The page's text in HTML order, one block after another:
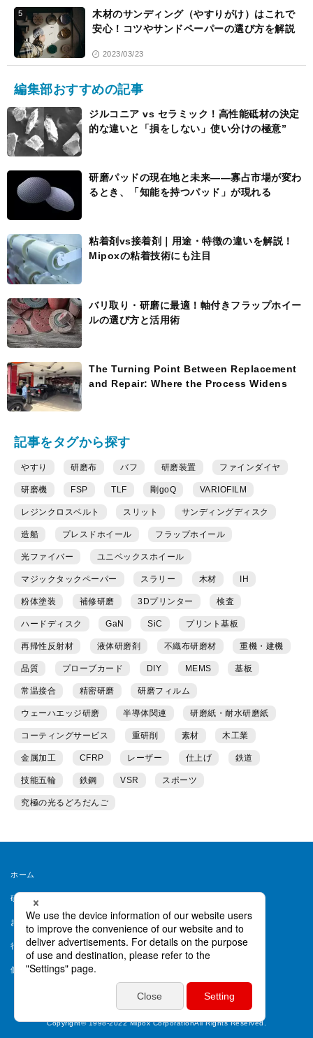
5
木材のサンディング（やすりがけ）はこれで
安心！コツやサンドペーパーの選び方を解説
2023/03/23
編集部おすすめの記事
ジルコニア vs セラミック！高性能砥材の決定
的な違いと「損をしない」使い分けの極意”
研磨パッドの現在地と未来――寡占市場が変わ
るとき、「知能を持つパッド」が現れる
粘着剤vs接着剤｜用途・特徴の違いを解説！
Mipoxの粘着技術にも注目
バリ取り・研磨に最適！軸付きフラップホイー
ルの選び方と活用術
The Turning Point Between Replacement
and Repair: Where the Process Widens
記事をタグから探す
やすり 研磨布 バフ 研磨装置 ファインダイヤ
研磨機 FSP TLF 剛goQ VARIOFILM
レジンクロスベルト スリット サンディングディスク
造船 プレスドホイール フラップホイール
光ファイバー ユニベックスホイール
マジックタックペーパー スラリー 木材 IH
粉体塗装 補修研磨 3Dプリンター 検査
ハードディスク GaN SiC プリント基板
再帰性反射材 液体研磨剤 不織布研磨材 重機・建機
品質 プローブカード DIY MEMS 基板
常温接合 精密研磨 研磨フィルム
ウェーハエッジ研磨 半導体関連 研磨紙・耐水研磨紙
コーティングサービス 重研削 素材 木工業
金属加工 CFRP レーザー 仕上げ 鉄道
技能五輪 鉄鋼 VSR スポーツ
究極の光るどろだんご
ホーム
研磨ラボとは
お問い合わせ
行動ターゲティング等について ヘルプ
個人情報保護方針
Copyright© 1998-2022 Mipox CorporationAll Rights Reserved.